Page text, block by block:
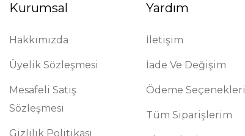
Kurumsal
Hakkımızda
Üyelik Sözleşmesi
Mesafeli Satış
Sözleşmesi
Gizlilik Politikası
Yardım
İletişim
İade Ve Değişim
Ödeme Seçenekleri
Tüm Siparişlerim